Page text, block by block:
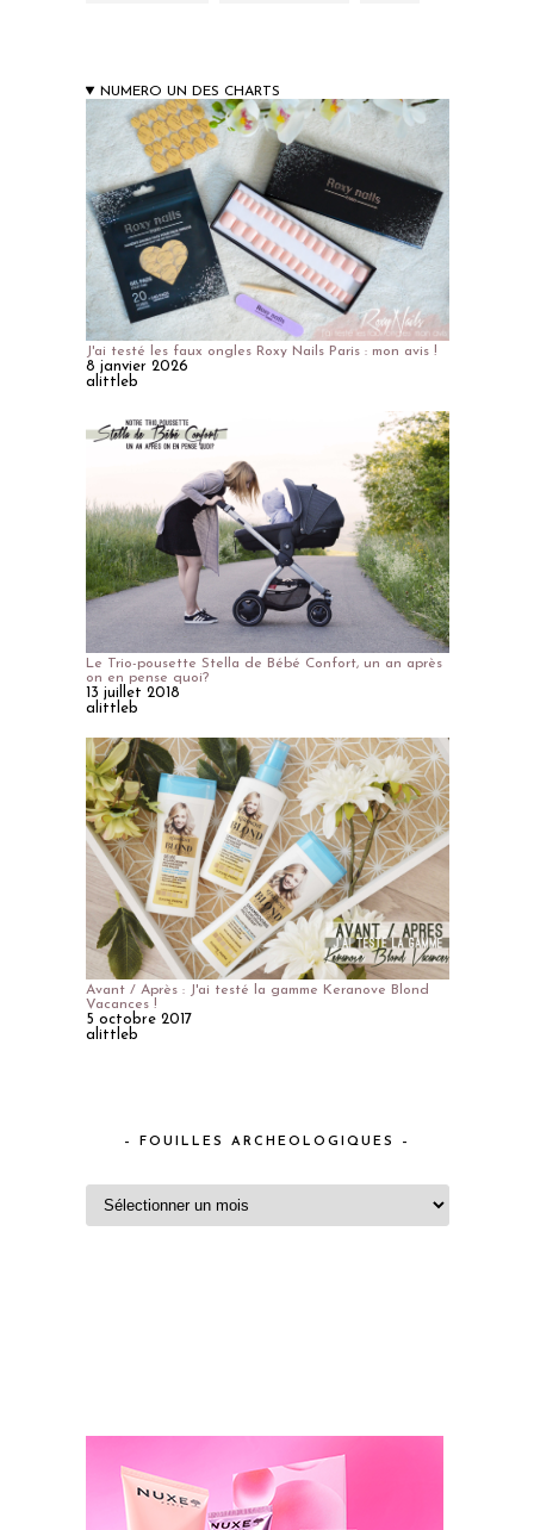
NUMERO UN DES CHARTS
J'ai testé les faux ongles Roxy Nails Paris : mon avis !
8 janvier 2026
alittleb
Le Trio-pousette Stella de Bébé Confort, un an après
on en pense quoi?
13 juillet 2018
alittleb
Avant / Après : J'ai testé la gamme Keranove Blond
Vacances !
5 octobre 2017
alittleb
– FOUILLES ARCHEOLOGIQUES –